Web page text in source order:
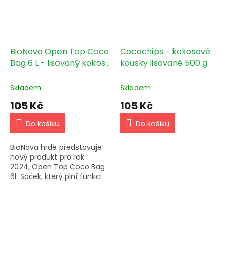
BioNova Open Top Coco
Bag 6 L - lisovaný kokos
Skladem
105 Kč
Do košíku
BioNova hrdě představuje
nový produkt pro rok
2024, Open Top Coco Bag
6l. Sáček, který plní funkci
květináče, naplněný směsí
Cocochips - kokosové
kousky lisované 500 g
Skladem
105 Kč
Do košíku